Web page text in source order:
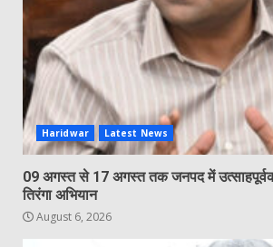
Haridwar Latest News
09 अगस्त से 17 अगस्त तक जनपद में उत्साहपूर्वक
तिरंगा अभियान
August 6, 2026